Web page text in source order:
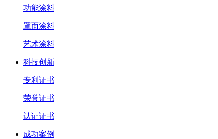
功能涂料
罩面涂料
艺术涂料
科技创新
专利证书
荣誉证书
认证证书
成功案例